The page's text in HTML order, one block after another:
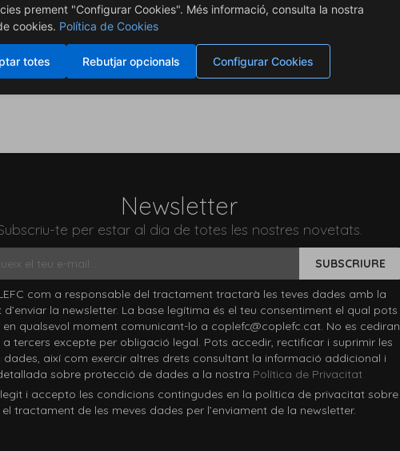
Deporte
de laActividad Físicay elDeporte
Newsletter
te per estar al dia de totes les nostres novetats.
SUBSCRIURE
com a responsable del tractament tractarà les teves dades amb la
la newsletter. La base legítima és el teu consentiment el qual pots
en qualsevol moment comunicant-lo a coplefc@coplefc.cat. No es cediran
a tercers excepte per obligació legal. Pots accedir, rectificar i suprimir les
dades, així com exercir altres drets consultant la informació addicional i
sobre protecció de dades a la nostra Política de Privacitat
i accepto les condicions contingudes en la política de privacitat sobre
el tractament de les meves dades per l’enviament de la newsletter.
prement "Configurar Cookies". Més informació, consulta la nostra
cookies. Política de Cookies
totes Rebutjar opcionals Configurar Cookies